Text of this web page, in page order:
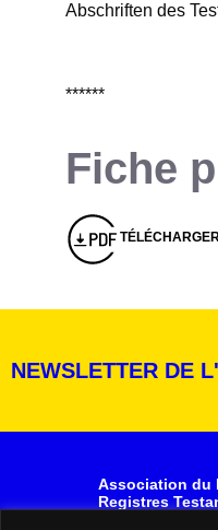
Abschriften des
******
Fiche
TÉLÉCHARGER
NEWSLETTER DE
Association du
Registres